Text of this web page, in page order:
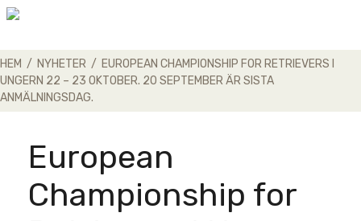
Skip
content
HEM / NYHETER / EUROPEAN CHAMPIONSHIP FOR RETRIEVERS I
UNGERN 22 – 23 OKTOBER. 20 SEPTEMBER ÄR SISTA
ANMÄLNINGSDAG.
European
Championship for